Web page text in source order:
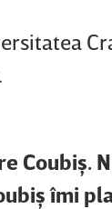
Coubiş.
îmi